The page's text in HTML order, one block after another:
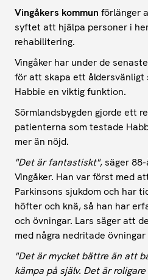
Vingåkers kommun förlänger
syftet att hjälpa personer i
rehabilitering.
Vingåker har under de
för att skapa ett åldersvänligt
Habbie en viktig funktion.
Sörmlandsbygden gjorde ett
patienterna som testade
mer än nöjd.
"Det är fantastiskt", säger
Vingåker. Han var först med
Parkinsons sjukdom och har
höfter och knä, så han har
och övningar. Lars säger att
med några nedritade
"Det är mycket bättre än att
kämpa på själv. Det är